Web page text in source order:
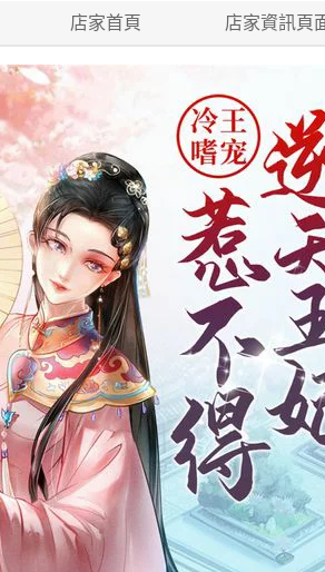
店家首頁 店家資訊頁